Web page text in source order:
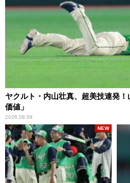
ヤクルト・内山壮真、超美技連発
価値」
2026.08.08
NEW